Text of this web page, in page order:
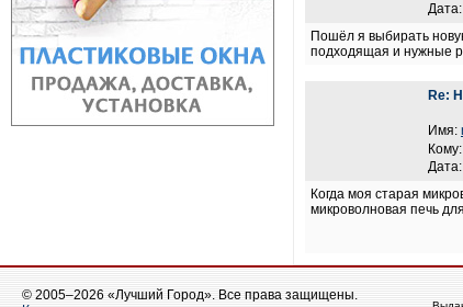
Пошёл я выбирать
подходящая и нужные
Re:
Имя:
Кому:
Когда моя старая
микроволновая печь
© 2005–2026 «Лучший Город». Все права защищены.